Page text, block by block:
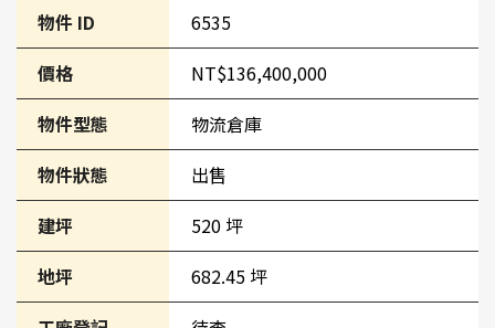
物件 ID
6535
價格
NT$136,400,000
物件型態
物流倉庫
物件狀態
出售
建坪
520 坪
地坪
682.45 坪